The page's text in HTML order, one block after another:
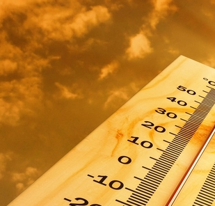
о рисках для здоровья в жару